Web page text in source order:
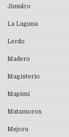
Jimulco
La Laguna
Lerdo
Madero
Magisterio
Mapimí
Matamoros
Mejora